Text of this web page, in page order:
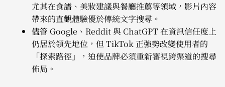
尤其在食譜、美妝建議與餐廳推薦等領域，影片內容
帶來的直觀體驗優於傳統文字搜尋。
儘管 Google、Reddit 與 ChatGPT 在資訊信任度上
仍居於領先地位，但 TikTok 正強勢改變使用者的
「探索路徑」，迫使品牌必須重新審視跨渠道的搜尋
佈局。